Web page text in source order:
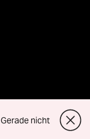
Gerade nicht